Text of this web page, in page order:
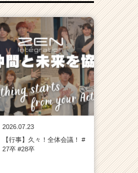
2026.07.23
【行事】久々！全体会議！ #
27卒 #28卒